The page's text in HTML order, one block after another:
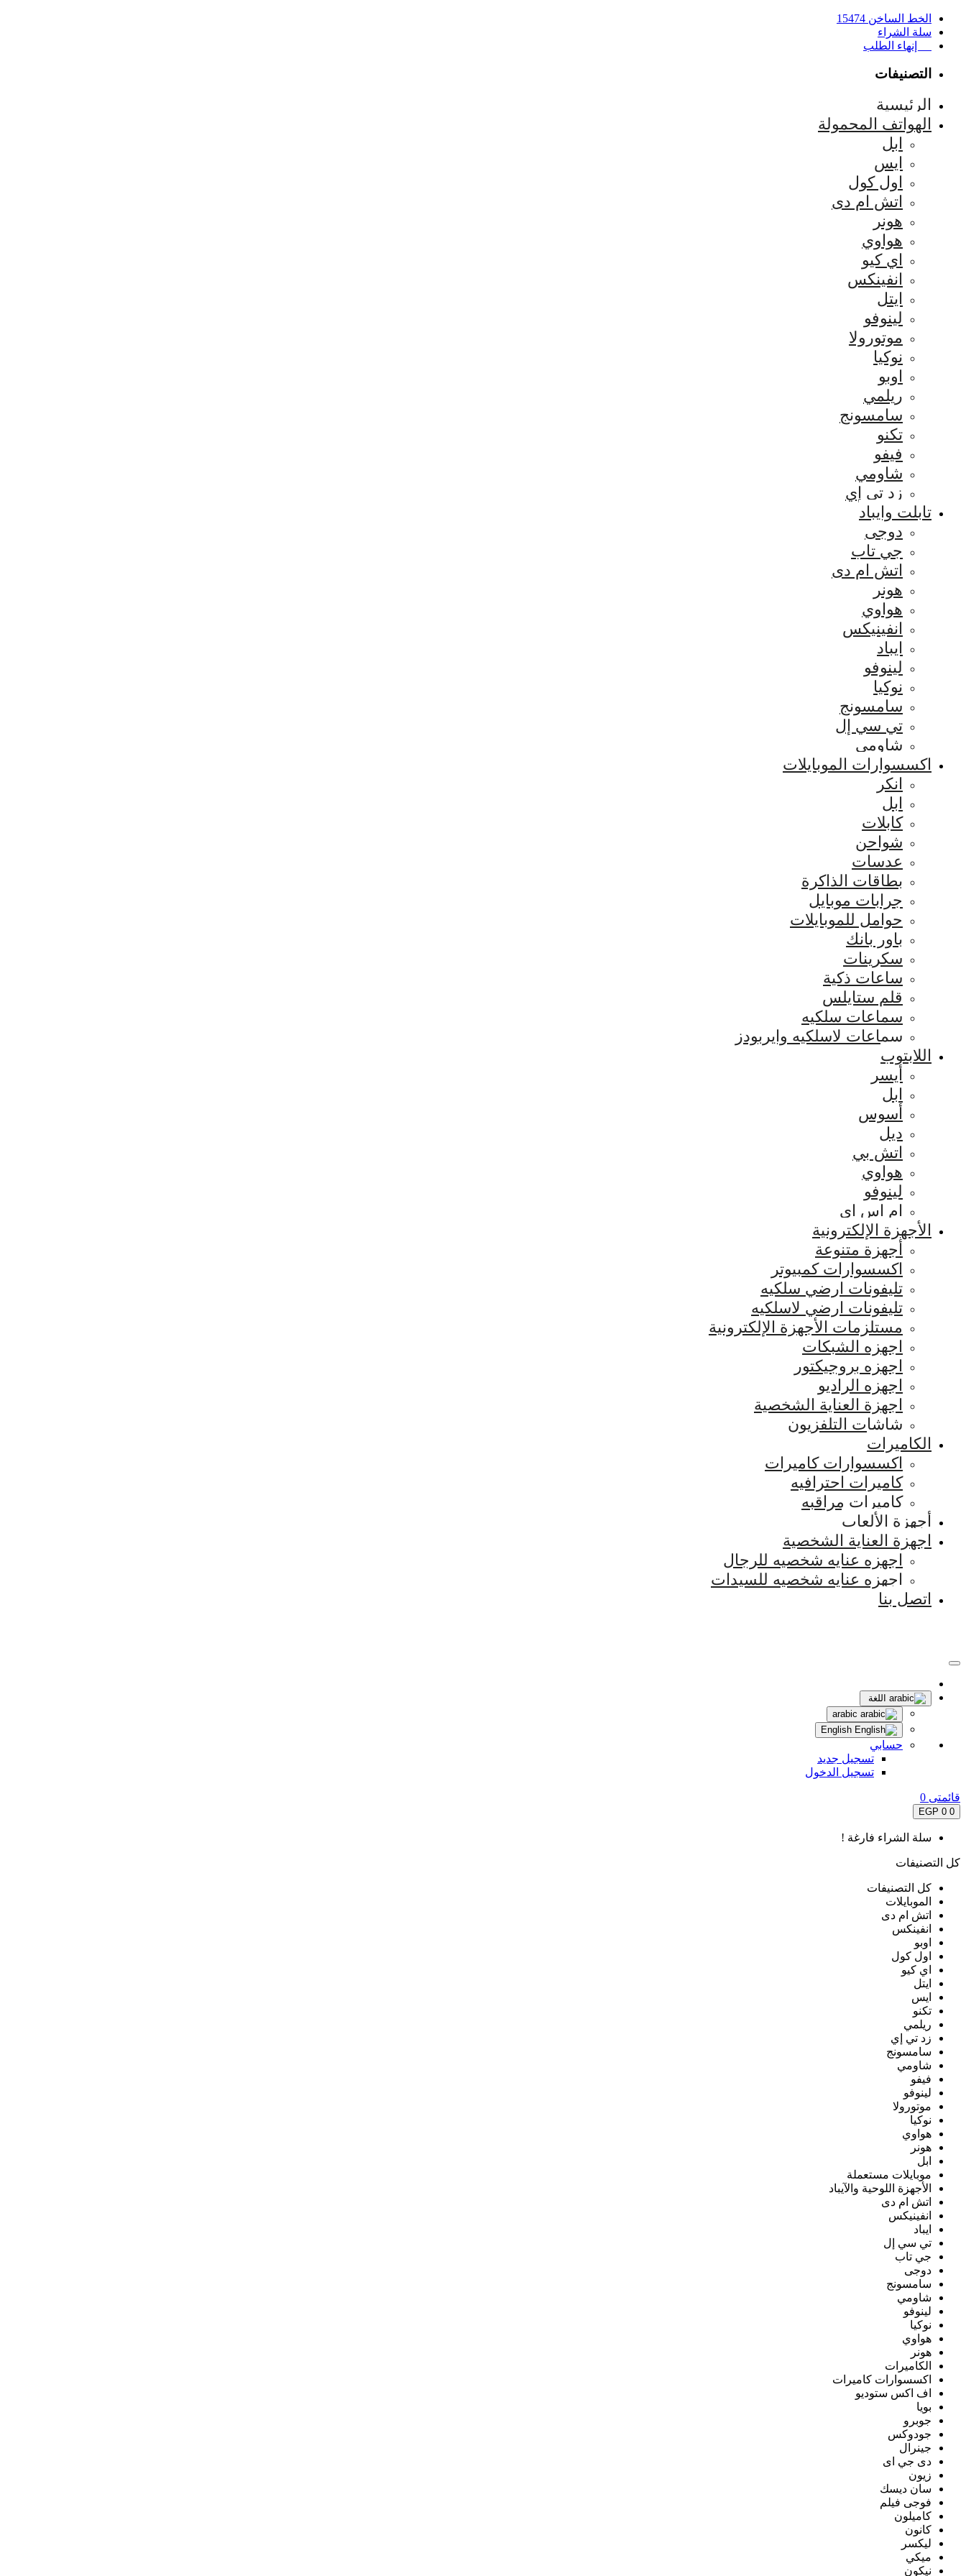
الخط الساخن 15474
سلة الشراء
إنهاء الطلب
التصنيفات
الرئيسية
الهواتف المحمولة
ابل
ايس
اول كول
اتش ام دى
هونر
هواوي
اي كيو
انفينكس
ايتل
لينوفو
موتورولا
نوكيا
اوبو
ريلمي
سامسونج
تكنو
فيفو
شاومي
زد تي إي
تابلت وايباد
دوجى
جي تاب
اتش ام دى
هونر
هواوي
انفينيكس
ايباد
لينوفو
نوكيا
سامسونج
تي سي إل
شاومي
اكسسوارات الموبايلات
انكر
ابل
كابلات
شواحن
عدسات
بطاقات الذاكرة
جرابات موبايل
حوامل للموبايلات
باور بانك
سكرينات
ساعات ذكية
قلم ستايلس
سماعات سلكيه
سماعات لاسلكيه وايربودز
اللابتوب
أيسر
ابل
أسوس
ديل
اتش بي
هواوي
لينوفو
ام اس اي
الأجهزة الإلكترونية
أجهزة متنوعة
اكسسوارات كمبيوتر
تليفونات ارضي سلكيه
تليفونات ارضي لاسلكيه
مستلزمات الأجهزة الإلكترونية
اجهزه الشبكات
اجهزه بروجيكتور
اجهزه الراديو
اجهزة العناية الشخصية
شاشات التلفزيون
الكاميرات
اكسسوارات كاميرات
كاميرات احترافيه
كاميرات مراقبه
أجهزة الألعاب
اجهزة العناية الشخصية
اجهزه عنايه شخصيه للرجال
اجهزه عنايه شخصيه للسيدات
اتصل بنا
اللغة
حسابي
تسجيل جديد
تسجيل الدخول
قائمتى 0
0
0 EGP
سلة الشراء فارغة !
كل التصنيفات
كل التصنيفات
الموبايلات
اتش ام دى
انفينكس
اوبو
اول كول
اي كيو
ايتل
ايس
تكنو
ريلمي
زد تي إي
سامسونج
شاومي
فيفو
لينوفو
موتورولا
نوكيا
هواوي
هونر
ابل
موبايلات مستعملة
الأجهزة اللوحية والآيباد
اتش ام دى
انفينيكس
ايباد
تي سي إل
جي تاب
دوجى
سامسونج
شاومي
لينوفو
نوكيا
هواوي
هونر
الكاميرات
اكسسوارات كاميرات
اف اكس ستوديو
بويا
جوبرو
جودوكس
جينرال
دى جي اى
زيون
سان ديسك
فوجى فيلم
كاميلون
كانون
ليكسر
ميكي
نيكون